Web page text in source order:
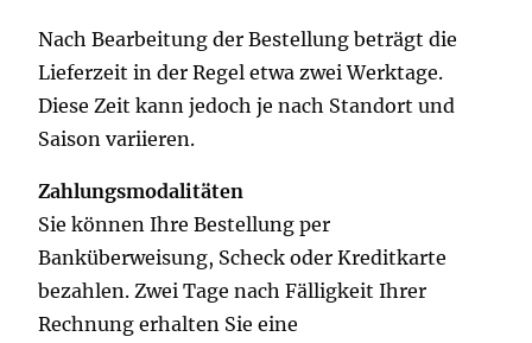
Nach Bearbeitung der Bestellung beträgt die
Lieferzeit in der Regel etwa zwei Werktage.
Diese Zeit kann jedoch je nach Standort und
Saison variieren.
Zahlungsmodalitäten
Sie können Ihre Bestellung per
Banküberweisung, Scheck oder Kreditkarte
bezahlen. Zwei Tage nach Fälligkeit Ihrer
Rechnung erhalten Sie eine